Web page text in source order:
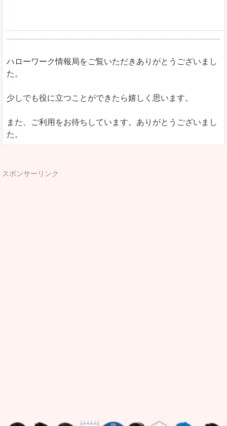
ハローワーク情報局をご覧いただきありがとうございまし
た。
少しでも役に立つことができたら嬉しく思います。
また、ご利用をお待ちしています。ありがとうございまし
た。
スポンサーリンク